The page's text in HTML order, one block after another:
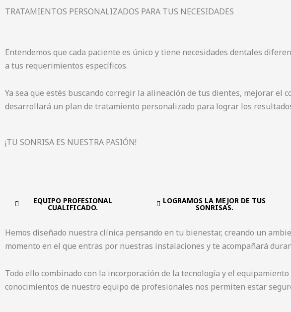
TRATAMIENTOS PERSONALIZADOS PARA TUS NECESIDADES
Entendemos que cada paciente es único y tiene necesidades dentales
a tus requerimientos específicos.
Ya sea que estés buscando corregir la alineación de tus dientes, mejorar
desarrollará un plan de tratamiento personalizado para lograr los
¡TU SONRISA ES NUESTRA PASIÓN!
EQUIPO PROFESIONAL
CUALIFICADO.
LOGRAMOS LA MEJOR DE TUS
SONRISAS.
Hemos diseñado nuestra clínica pensando en tu bienestar, creando un
momento en el que entras por nuestras instalaciones y te acompañará
Todo ello combinado con la incorporación de la tecnología y el
conocimientos de nuestro equipo de profesionales nos permiten estar